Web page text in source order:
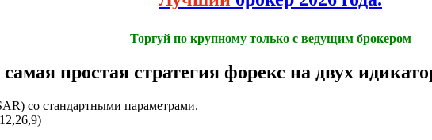
Торгуй по крупному только с ведущим брокером
простая стратегия форекс на двух
со стандартными параметрами.